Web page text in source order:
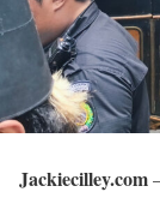
Jackiecilley.com